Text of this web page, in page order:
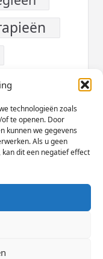
technologieën zoals
te openen. Door
kunnen we gegevens
Als u geen
dit een negatief effect